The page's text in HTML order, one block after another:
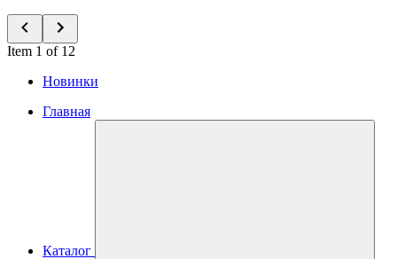
Item 1 of 12
Новинки
Главная
Каталог